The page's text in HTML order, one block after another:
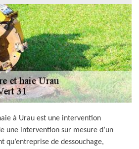
à Urau est une intervention
une intervention sur mesure d’un
qu’entreprise de dessouchage,